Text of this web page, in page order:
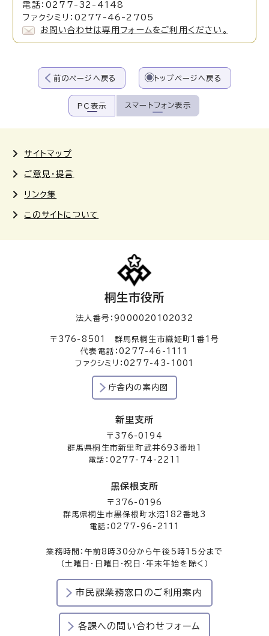
電話：0277-32-4148
ファクシミリ：0277-46-2705
お問い合わせは専用フォームをご利用ください。
前のページへ戻る トップページへ戻る
PC表示 スマートフォン表示
サイトマップ
ご意見・提言
リンク集
このサイトについて
桐生市役所
法人番号：9000020102032
〒376-8501 群馬県桐生市織姫町1番1号
代表電話：0277-46-1111
ファクシミリ：0277-43-1001
庁舎内の案内図
新里支所
〒376-0194
群馬県桐生市新里町武井693番地1
電話：0277-74-2211
黒保根支所
〒376-0196
群馬県桐生市黒保根町水沼182番地3
電話：0277-96-2111
業務時間：午前8時30分から午後5時15分まで
（土曜日・日曜日・祝日・年末年始を除く）
市民課業務窓口のご利用案内
各課への問い合わせフォーム